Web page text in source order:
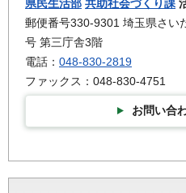
県民生活部 共助社会づくり課
郵便番号330-9301 埼玉県さい
号 第三庁舎3階
電話： 048-830-2819
ファックス：048-830-4751
お問い合